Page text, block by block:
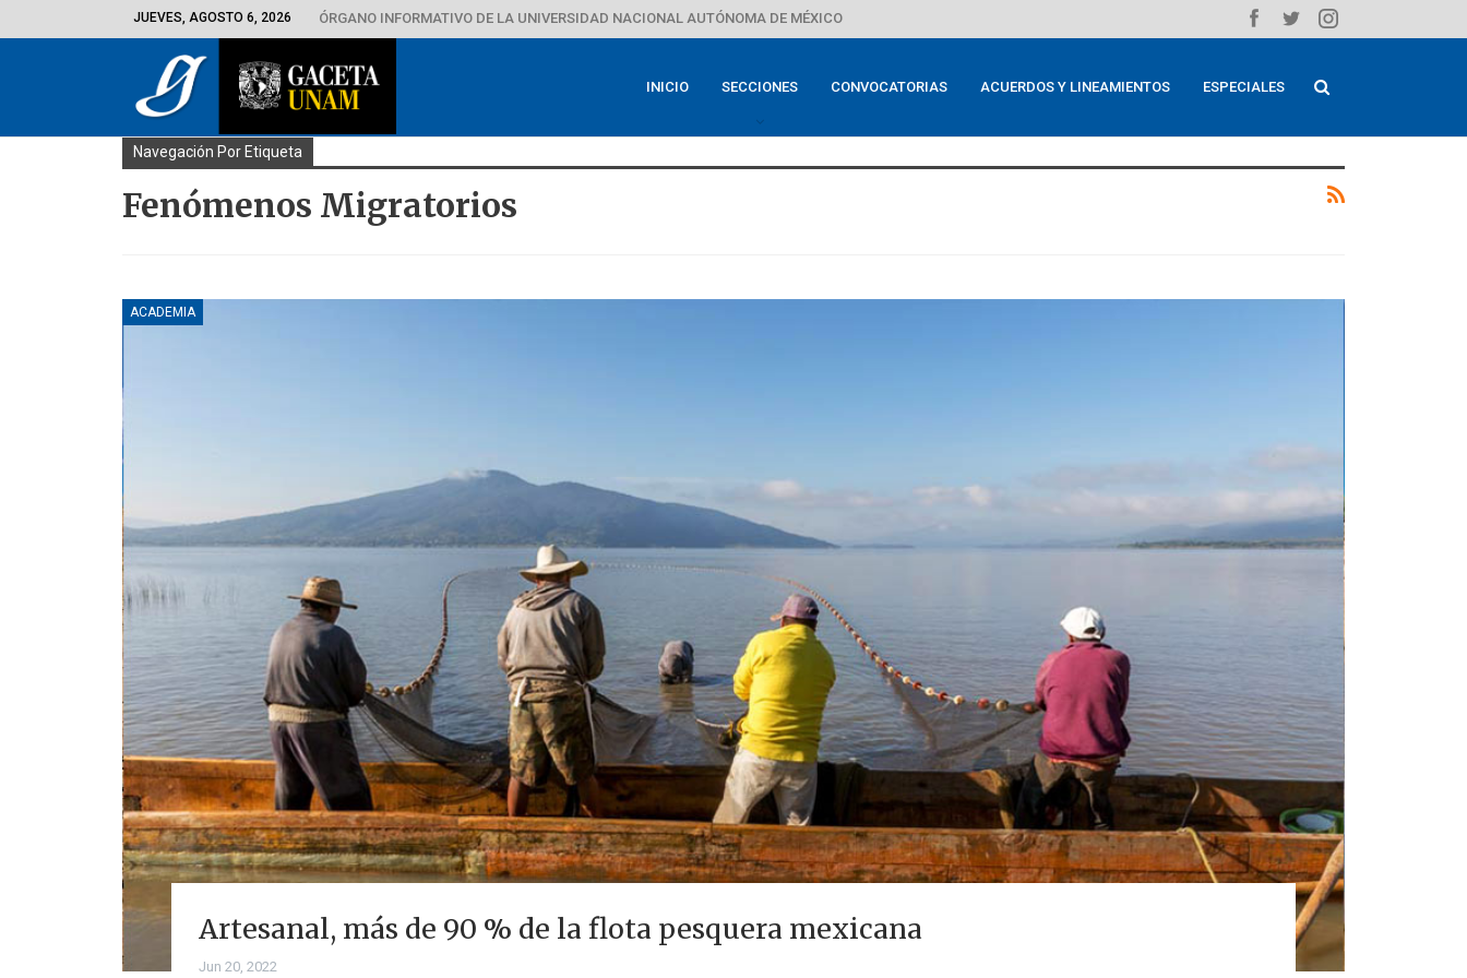
JUEVES, AGOSTO 6, 2026 ÓRGANO INFORMATIVO DE LA UNIVERSIDAD NACIONAL AUTÓNOMA DE MÉXICO
INICIO SECCIONES CONVOCATORIAS ACUERDOS Y LINEAMIENTOS ESPECIALES
Navegación Por Etiqueta
Fenómenos Migratorios
ACADEMIA
Artesanal, más de 90 % de la flota pesquera mexicana
Jun 20, 2022